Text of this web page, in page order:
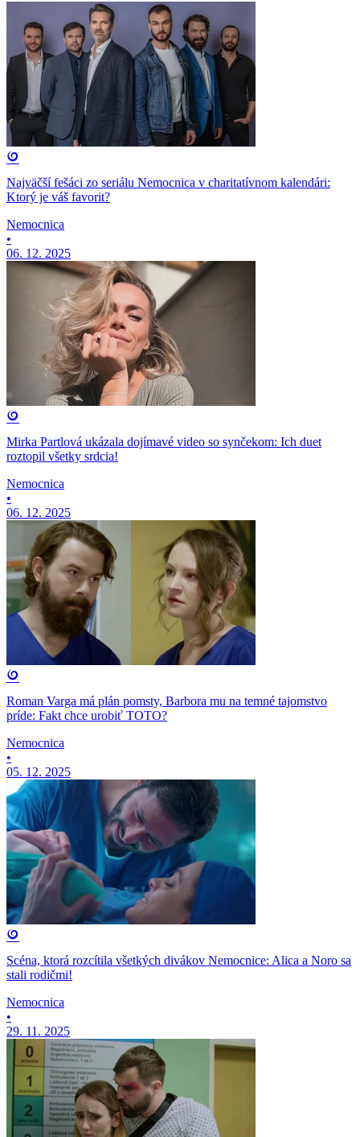
Najväčší fešáci zo seriálu Nemocnica v charitatívnom kalendári:
Ktorý je váš favorit?
Nemocnica
•
06. 12. 2025
Mirka Partlová ukázala dojímavé video so synčekom: Ich duet
roztopil všetky srdcia!
Nemocnica
•
06. 12. 2025
Roman Varga má plán pomsty, Barbora mu na temné tajomstvo
príde: Fakt chce urobiť TOTO?
Nemocnica
•
05. 12. 2025
Scéna, ktorá rozcítila všetkých divákov Nemocnice: Alica a Noro sa
stali rodičmi!
Nemocnica
•
29. 11. 2025